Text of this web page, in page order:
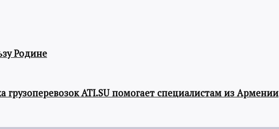
Родине
грузоперевозок ATI.SU помогает специалистам из Армении